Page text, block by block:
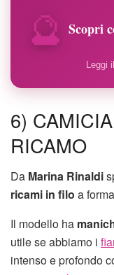
🔮 Scopri
Leggi
6)
RICAMO
Da Marina Rinaldi
ricami in filo a
Il modello ha
utile se abbiamo i
intenso e profondo